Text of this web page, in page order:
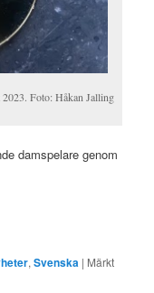
Foto: Håkan Jalling
damspelare genom
,Svenska | Märkt